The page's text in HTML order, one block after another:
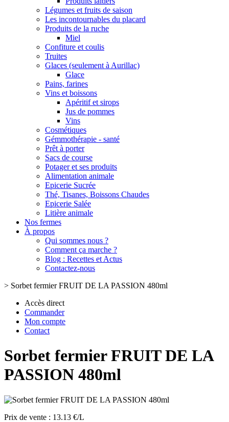
Légumes et fruits de saison
Les incontournables du placard
Produits de la ruche
Miel
Confiture et coulis
Truites
Glaces (seulement à Aurillac)
Glace
Pains, farines
Vins et boissons
Apéritif et sirops
Jus de pommes
Vins
Cosmétiques
Gémmothérapie - santé
Prêt à porter
Sacs de course
Potager et ses produits
Alimentation animale
Epicerie Sucrée
Thé, Tisanes, Boissons Chaudes
Epicerie Salée
Litière animale
Nos fermes
À propos
Qui sommes nous ?
Comment ça marche ?
Blog : Recettes et Actus
Contactez-nous
> Sorbet fermier FRUIT DE LA PASSION 480ml
Accès direct
Commander
Mon compte
Contact
Sorbet fermier FRUIT DE LA
PASSION 480ml
Prix de vente : 13.13 €/L